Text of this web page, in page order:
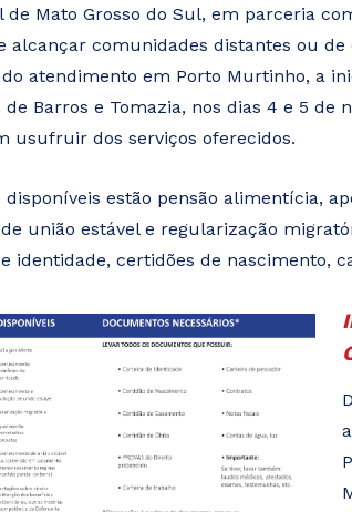
de Mato Grosso do Sul, em parceria
alcançar comunidades distantes ou
do atendimento em Porto Murtinho, a
de Barros e Tomazia, nos dias 4 e 5
usufruir dos serviços oferecidos.
disponíveis estão pensão alimentícia,
união estável e regularização
identidade, certidões de nascimento,